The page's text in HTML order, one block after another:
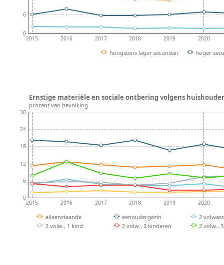
2015 2016 2017 2018 2019 2020
0
6
hoogstens lager secundair hoger
2015 2016 2017 2018 2019 2020
0
6
12
18
24
30
alleenstaande eenoudergezin
2
2 volw., 1 kind
2 volw., 2 kinderen 2 volw.,
Ernstige materiële en sociale ontbering volgens
procent van bevolking